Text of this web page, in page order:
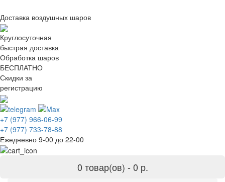
Доставка воздушных шаров
Круглосуточная
быстрая доставка
Обработка шаров
БЕСПЛАТНО
Скидки за
регистрацию
+7 (977) 966-06-99
+7 (977) 733-78-88
Ежедневно 9-00 до 22-00
0 товар(ов) - 0 р.